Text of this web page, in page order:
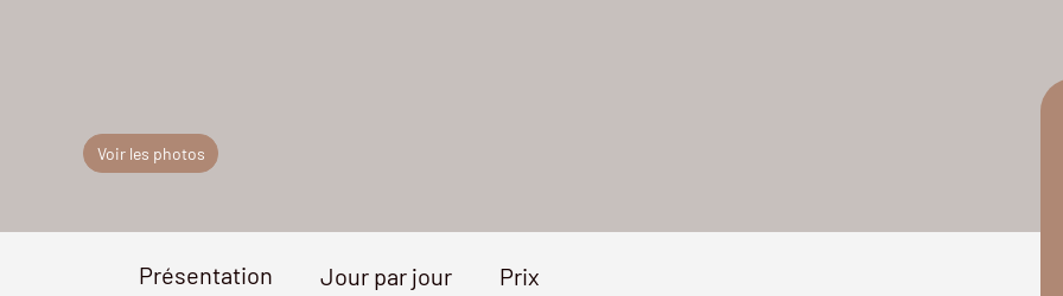
Voir les photos
Présentation Jour par jour Prix